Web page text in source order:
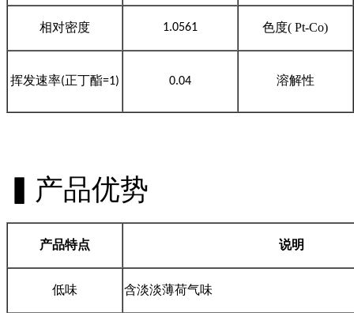
相对密度 1.0561 色度( Pt-Co)
挥发速率(正丁酯=1) 0.04 溶解性
▍产品优势
产品特点 说明
低味 含淡淡薄荷气味